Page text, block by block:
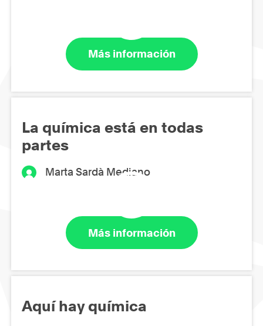
Más información
La química está en todas
partes
Marta Sardà Mediano
Más información
Aquí hay química